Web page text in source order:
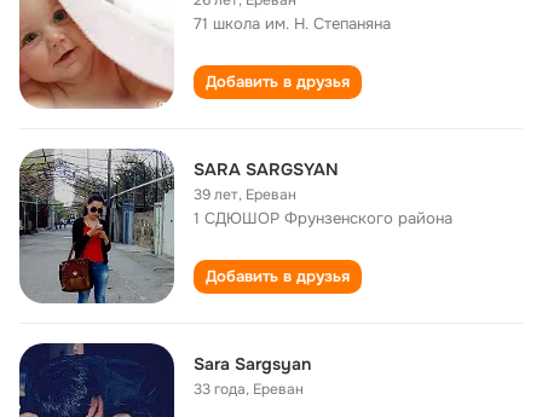
71 школа им. Н. Степаняна
Добавить в друзья
SARA SARGSYAN
39 лет, Ереван
1 СДЮШОР Фрунзенского района
Добавить в друзья
Sara Sargsyan
33 года, Ереван